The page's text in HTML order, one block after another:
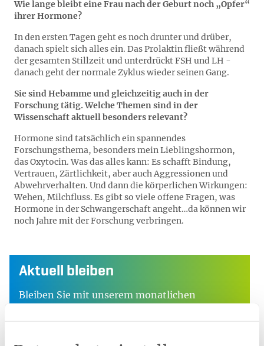
Wie lange bleibt eine Frau nach der Geburt noch „Opfer“
ihrer Hormone?
In den ersten Tagen geht es noch drunter und drüber,
danach spielt sich alles ein. Das Prolaktin fließt während
der gesamten Stillzeit und unterdrückt FSH und LH -
danach geht der normale Zyklus wieder seinen Gang.
Sie sind Hebamme und gleichzeitig auch in der
Forschung tätig. Welche Themen sind in der
Wissenschaft aktuell besonders relevant?
Hormone sind tatsächlich ein spannendes
Forschungsthema, besonders mein Lieblingshormon,
das Oxytocin. Was das alles kann: Es schafft Bindung,
Vertrauen, Zärtlichkeit, aber auch Aggressionen und
Abwehrverhalten. Und dann die körperlichen Wirkungen:
Wehen, Milchfluss. Es gibt so viele offene Fragen, was
Hormone in der Schwangerschaft angeht…da können wir
noch Jahre mit der Forschung verbringen.
Aktuell bleiben
Bleiben Sie mit unserem monatlichen